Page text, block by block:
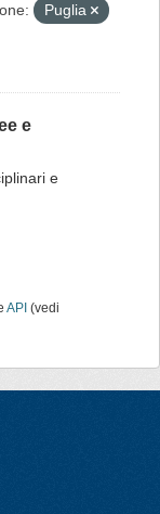
Puglia
e
e
API (vedi